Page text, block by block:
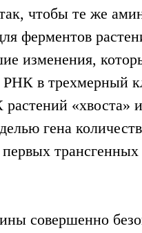
чтобы те же
ферментов
изменения,
в трехмерный
«хвоста»
гена
совершенно